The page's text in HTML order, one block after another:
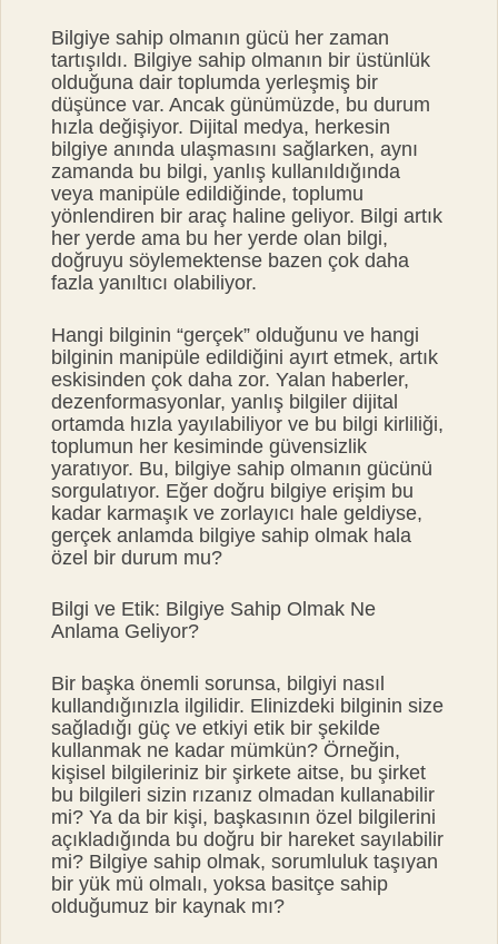
Bilgiye sahip olmanın gücü her zaman
tartışıldı. Bilgiye sahip olmanın bir üstünlük
olduğuna dair toplumda yerleşmiş bir
düşünce var. Ancak günümüzde, bu durum
hızla değişiyor. Dijital medya, herkesin
bilgiye anında ulaşmasını sağlarken, aynı
zamanda bu bilgi, yanlış kullanıldığında
veya manipüle edildiğinde, toplumu
yönlendiren bir araç haline geliyor. Bilgi artık
her yerde ama bu her yerde olan bilgi,
doğruyu söylemektense bazen çok daha
fazla yanıltıcı olabiliyor.
Hangi bilginin “gerçek” olduğunu ve hangi
bilginin manipüle edildiğini ayırt etmek, artık
eskisinden çok daha zor. Yalan haberler,
dezenformasyonlar, yanlış bilgiler dijital
ortamda hızla yayılabiliyor ve bu bilgi kirliliği,
toplumun her kesiminde güvensizlik
yaratıyor. Bu, bilgiye sahip olmanın gücünü
sorgulatıyor. Eğer doğru bilgiye erişim bu
kadar karmaşık ve zorlayıcı hale geldiyse,
gerçek anlamda bilgiye sahip olmak hala
özel bir durum mu?
Bilgi ve Etik: Bilgiye Sahip Olmak Ne
Anlama Geliyor?
Bir başka önemli sorunsa, bilgiyi nasıl
kullandığınızla ilgilidir. Elinizdeki bilginin size
sağladığı güç ve etkiyi etik bir şekilde
kullanmak ne kadar mümkün? Örneğin,
kişisel bilgileriniz bir şirkete aitse, bu şirket
bu bilgileri sizin rızanız olmadan kullanabilir
mi? Ya da bir kişi, başkasının özel bilgilerini
açıkladığında bu doğru bir hareket sayılabilir
mi? Bilgiye sahip olmak, sorumluluk taşıyan
bir yük mü olmalı, yoksa basitçe sahip
olduğumuz bir kaynak mı?